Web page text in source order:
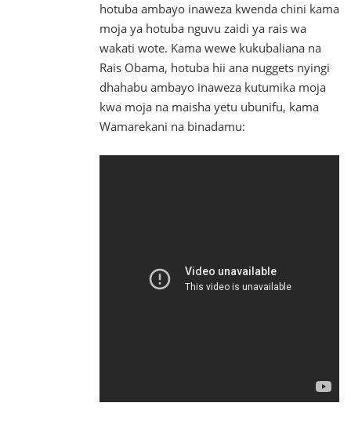
hotuba ambayo inaweza kwenda chini kama
moja ya hotuba nguvu zaidi ya rais wa
wakati wote. Kama wewe kukubaliana na
Rais Obama, hotuba hii ana nuggets nyingi
dhahabu ambayo inaweza kutumika moja
kwa moja na maisha yetu ubunifu, kama
Wamarekani na binadamu: